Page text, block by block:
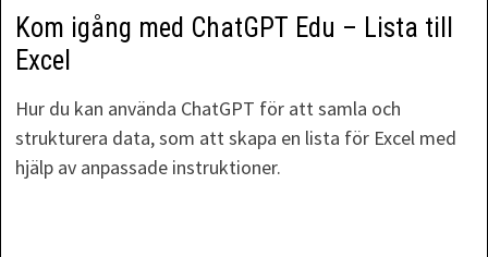
Kom igång med ChatGPT Edu – Lista till
Excel
Hur du kan använda ChatGPT för att samla och
strukturera data, som att skapa en lista för Excel med
hjälp av anpassade instruktioner.